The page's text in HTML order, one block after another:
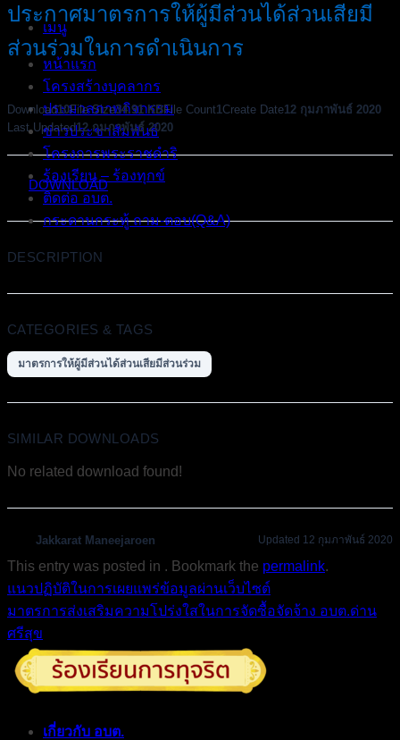
เมนู
หน้าแรก
โครงสร้างบุคลากร
ประมวลภาพกิจกรรม
ข่าวประชาสัมพันธ์
โครงการพระราชดำริ
ร้องเรียน – ร้องทุกข์
ติดต่อ อบต.
กระดานกระทู้ ถาม-ตอบ(Q&A)
ประกาศมาตรการให้ผู้มีส่วนได้ส่วนเสียมี
ส่วนร่วมในการดำเนินการ
Download10File Size34.91 KBFile Count1 Create Date12 กุมภาพันธ์ 2020
Last Updated12 กุมภาพันธ์ 2020
DOWNLOAD
DESCRIPTION
CATEGORIES & TAGS
มาตรการให้ผู้มีส่วนได้ส่วนเสียมีส่วนร่วม
SIMILAR DOWNLOADS
No related download found!
Jakkarat Maneejaroen Updated 12 กุมภาพันธ์ 2020
This entry was posted in . Bookmark the permalink.
แนวปฏิบัติในการเผยแพร่ข้อมูลผ่านเว็บไซต์
มาตรการส่งเสริมความโปร่งใสในการจัดซื้อจัดจ้าง อบต.ด่าน
ศรีสุข
เกี่ยวกับ อบต.